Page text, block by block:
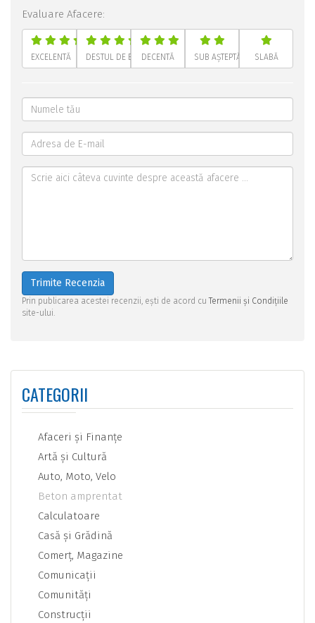
Evaluare Afacere:
EXCELENTĂ DESTUL DE BUNĂDECENTĂ SUB AȘTEPTĂRI SLABĂ
Trimite Recenzia
Prin publicarea acestei recenzii, ești de acord cuTermenii și Condițiile
site-ului.
CATEGORII
Afaceri şi Finanţe
Artă şi Cultură
Auto, Moto, Velo
Beton amprentat
Calculatoare
Casă şi Grădină
Comerţ, Magazine
Comunicaţii
Comunităţi
Construcţii